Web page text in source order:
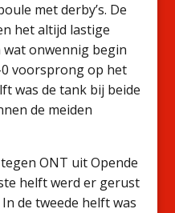
met derby’s. De
het altijd lastige
wat onwennig begin
voorsprong op het
was de tank bij beide
de meiden
ONT uit Opende
helft werd er gerust
de tweede helft was